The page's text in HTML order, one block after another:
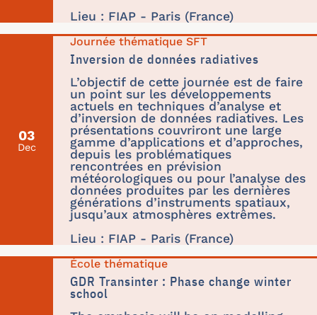
Lieu : FIAP - Paris (France)
03
Dec
Journée thématique SFT
Inversion de données radiatives
L’objectif de cette journée est de faire
un point sur les développements
actuels en techniques d’analyse et
d’inversion de données radiatives. Les
présentations couvriront une large
gamme d’applications et d’approches,
depuis les problématiques
rencontrées en prévision
météorologiques ou pour l’analyse des
données produites par les dernières
générations d’instruments spatiaux,
jusqu’aux atmosphères extrêmes.
Lieu : FIAP - Paris (France)
École thématique
GDR Transinter : Phase change winter
school